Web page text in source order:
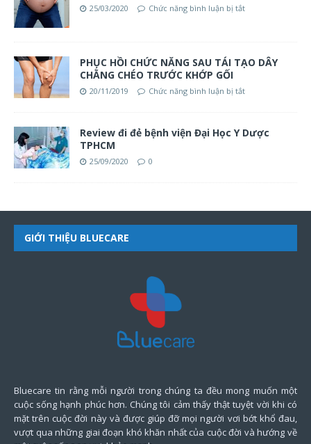
25/03/2020 Chức năng bình luận bị tắt
PHỤC HỒI CHỨC NĂNG SAU TÁI TẠO DÂY
CHẰNG CHÉO TRƯỚC KHỚP GỐI
20/11/2019 Chức năng bình luận bị tắt
Review đi đẻ bệnh viện Đại Học Y Dược
TPHCM
25/09/2020 0
GIỚI THIỆU BLUECARE
Bluecare tin rằng mỗi người trong chúng ta đều mong muốn một
cuộc sống hạnh phúc hơn. Chúng tôi cảm thấy thật tuyệt vời khi có
mặt trên cuộc đời này và được giúp đỡ mọi người vơi bớt khổ đau,
vượt qua những giai đoạn khó khăn nhất của cuộc đời và hướng về